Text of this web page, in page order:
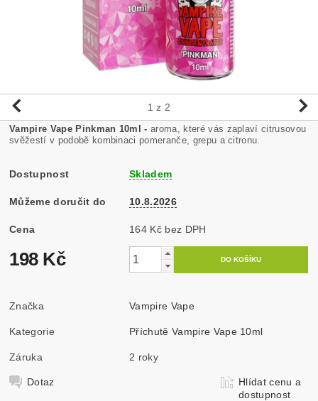
1 z 2
Vampire Vape Pinkman 10ml - aroma, které vás zaplaví citrusovou
svěžestí v podobě kombinaci pomeranče, grepu a citronu.
Dostupnost Skladem
Můžeme doručit do 10.8.2026
Cena 164 Kč bez DPH
198 Kč
Značka Vampire Vape
Kategorie Příchutě Vampire Vape 10ml
Záruka 2 roky
Dotaz
Hlídat cenu a
dostupnost